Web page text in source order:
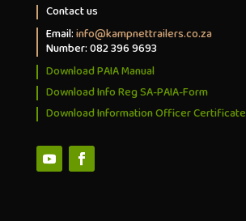
Contact us
Email:info@kampnettrailers.co.za
Number: 082 396 9693
Download PAIA Manual
Download Info Reg SA-PAIA-Form
Download Information Officer Certificate